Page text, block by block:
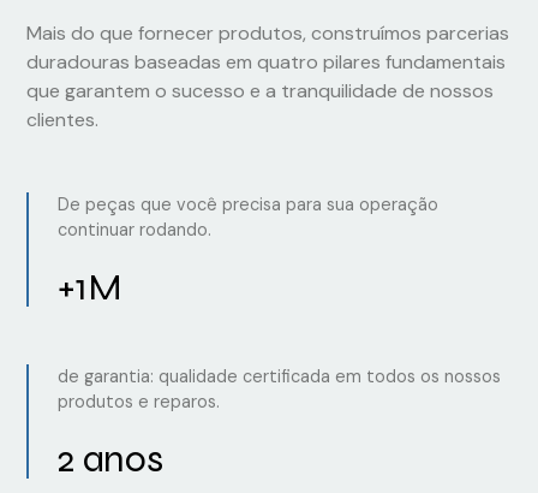
Mais do que fornecer produtos, construímos parcerias
duradouras baseadas em quatro pilares fundamentais
que garantem o sucesso e a tranquilidade de nossos
clientes.
De peças que você precisa para sua operação
continuar rodando.
+1M
de garantia: qualidade certificada em todos os nossos
produtos e reparos.
2 anos